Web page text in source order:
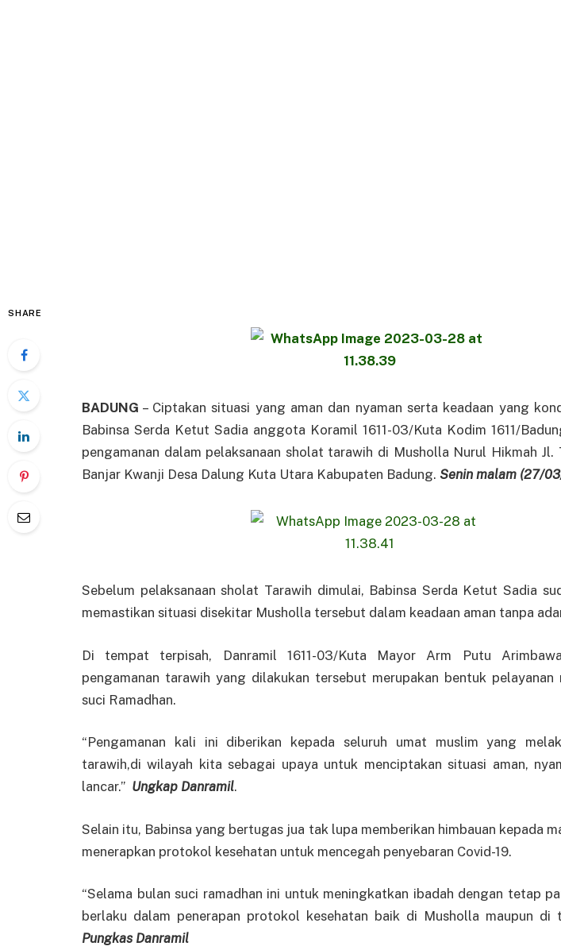
SHARE
BADUNG – Ciptakan situasi yang aman dan nyaman serta keadaan yang
Babinsa Serda Ketut Sadia anggota Koramil 1611-03/Kuta Kodim 1611/
pengamanan dalam pelaksanaan sholat tarawih di Musholla Nurul Hikmah Jl.
Banjar Kwanji Desa Dalung Kuta Utara Kabupaten Badung. Senin malam (27/
Sebelum pelaksanaan sholat Tarawih dimulai, Babinsa Serda Ketut Sadia
memastikan situasi disekitar Musholla tersebut dalam keadaan aman tanpa
Di tempat terpisah, Danramil 1611-03/Kuta Mayor Arm Putu Arimbawa
pengamanan tarawih yang dilakukan tersebut merupakan bentuk pelayanan
suci Ramadhan.
“Pengamanan kali ini diberikan kepada seluruh umat muslim yang
tarawih,di wilayah kita sebagai upaya untuk menciptakan situasi aman,
lancar.” Ungkap Danramil.
Selain itu, Babinsa yang bertugas jua tak lupa memberikan himbauan kepada
menerapkan protokol kesehatan untuk mencegah penyebaran Covid-19.
“Selama bulan suci ramadhan ini untuk meningkatkan ibadah dengan tetap
berlaku dalam penerapan protokol kesehatan baik di Musholla maupun di
Pungkas Danramil